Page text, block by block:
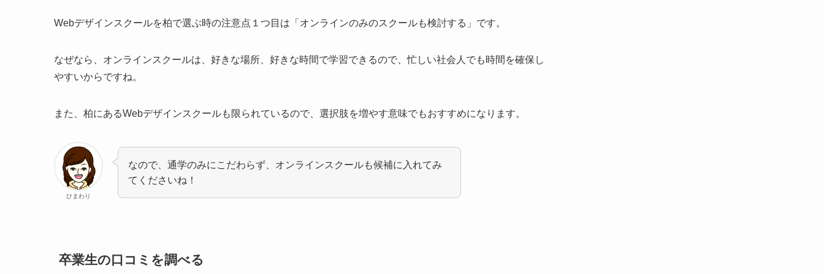
Webデザインスクールを柏で選ぶ時の注意点１つ目は「オンラインのみのスクールも検討する」です。
なぜなら、オンラインスクールは、好きな場所、好きな時間で学習できるので、忙しい社会人でも時間を確保し
やすいからですね。
また、柏にあるWebデザインスクールも限られているので、選択肢を増やす意味でもおすすめになります。
ひまわり
なので、通学のみにこだわらず、オンラインスクールも候補に入れてみ
てくださいね！
卒業生の口コミを調べる